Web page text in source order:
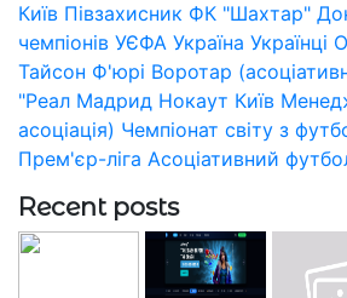
Київ Півзахисник ФК "Шахтар"
чемпіонів УЄФА Україна Українці
Тайсон Ф'юрі Воротар
"Реал Мадрид Нокаут Київ
асоціація) Чемпіонат світу з
Прем'єр-ліга Асоціативний
Recent posts